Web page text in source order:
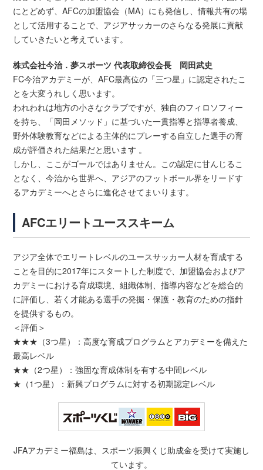
にとどめず、AFCの加盟協会（MA）にも発信し、情報共有の場
として活用することで、アジアサッカーのさらなる発展に貢献
していきたいと考えています。
株式会社今治．夢スポーツ 代表取締役会長 岡田武史
FC今治アカデミーが、AFC最高位の「三つ星」に認定されたこ
とを大変うれしく思います。
われわれは地方の小さなクラブですが、独自のフィロソフィー
を持ち、「岡田メソッド」に基づいた一貫指導と指導者養成、
野外体験教育などによる主体的にプレーする自立した選手の育
成が評価された結果だと思います 。
しかし、ここがゴールではありません。この認定に甘んじるこ
となく、今治から世界へ、アジアのフットボール界をリードす
るアカデミーへとさらに進化させてまいります。
AFCエリートユーススキーム
アジア全体でエリートレベルのユースサッカー人材を育成する
ことを目的に2017年にスタートした制度で、加盟協会およびア
カデミーにおける育成環境、組織体制、指導内容などを総合的
に評価し、若く才能ある選手の発掘・保護・教育のための指針
を提供するもの。
＜評価＞
★★★（3つ星）：高度な育成プログラムとアカデミーを備えた
最高レベル
★★（2つ星）：強固な育成体制を有する中間レベル
★（1つ星）：新興プログラムに対する初期認定レベル
JFAアカデミー福島は、スポーツ振興くじ助成金を受けて実施し
ています。